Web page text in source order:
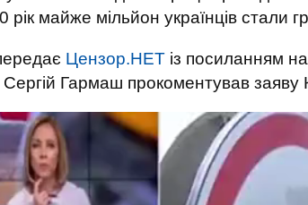
рік майже мільйон українців стали
Цензор.НЕТ із посиланням
Гармаш прокоментував заяву